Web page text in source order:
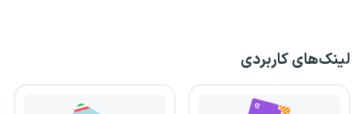
لینک‌های کاربردی